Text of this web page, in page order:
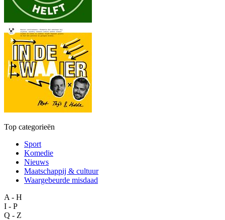
Top categorieën
Sport
Komedie
Nieuws
Maatschappij & cultuur
Waargebeurde misdaad
A - H
I - P
Q - Z